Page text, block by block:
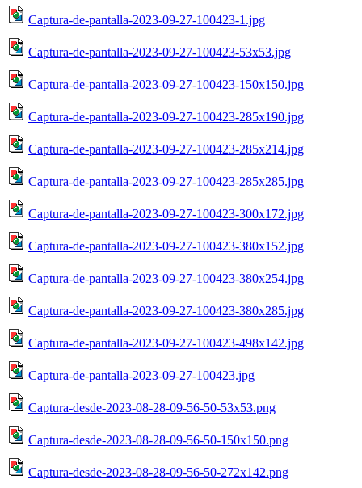
Captura-de-pantalla-2023-09-27-100423-1.jpg
Captura-de-pantalla-2023-09-27-100423-53x53.jpg
Captura-de-pantalla-2023-09-27-100423-150x150.jpg
Captura-de-pantalla-2023-09-27-100423-285x190.jpg
Captura-de-pantalla-2023-09-27-100423-285x214.jpg
Captura-de-pantalla-2023-09-27-100423-285x285.jpg
Captura-de-pantalla-2023-09-27-100423-300x172.jpg
Captura-de-pantalla-2023-09-27-100423-380x152.jpg
Captura-de-pantalla-2023-09-27-100423-380x254.jpg
Captura-de-pantalla-2023-09-27-100423-380x285.jpg
Captura-de-pantalla-2023-09-27-100423-498x142.jpg
Captura-de-pantalla-2023-09-27-100423.jpg
Captura-desde-2023-08-28-09-56-50-53x53.png
Captura-desde-2023-08-28-09-56-50-150x150.png
Captura-desde-2023-08-28-09-56-50-272x142.png